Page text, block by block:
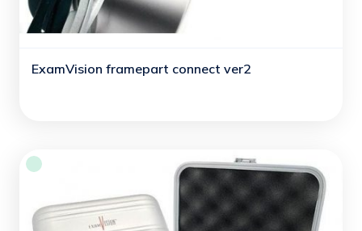
ExamVision framepart connect ver2